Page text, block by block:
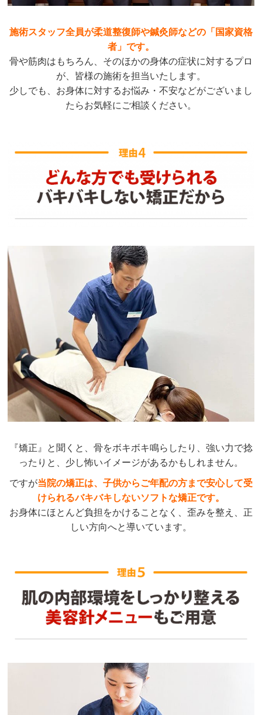
施術スタッフ全員が柔道整復師や鍼灸師などの「国家資格
者」です。
骨や筋肉はもちろん、そのほかの身体の症状に対するプロ
が、皆様の施術を担当いたします。
少しでも、お身体に対するお悩み・不安などがございまし
たらお気軽にご相談ください。
『矯正』と聞くと、骨をボキボキ鳴らしたり、強い力で捻
ったりと、少し怖いイメージがあるかもしれません。
ですが当院の矯正は、子供からご年配の方まで安心して受
けられるバキバキしないソフトな矯正です。
お身体にほとんど負担をかけることなく、歪みを整え、正
しい方向へと導いています。